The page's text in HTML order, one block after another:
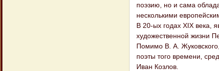
поэзию, но и сама
несколькими
В 20-ых годах XIX века,
художественной жизни
Помимо В. А.
поэты того времени,
Иван Козлов.